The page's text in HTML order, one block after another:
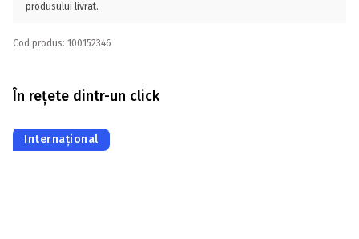
produsului livrat.
Cod produs: 100152346
În rețete dintr-un click
Internațional